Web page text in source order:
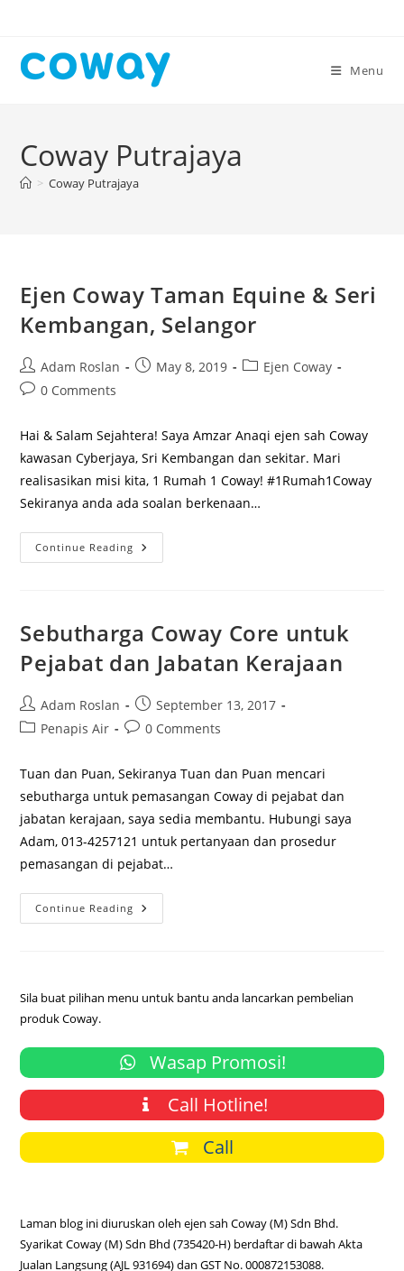
content
Menu
Coway Putrajaya
> Coway Putrajaya
Ejen Coway Taman Equine & Seri
Kembangan, Selangor
Post
author:
Adam Roslan
PostMay 8, 2019
PostEjen Coway
Post0 Comments
Hai & Salam Sejahtera! Saya Amzar Anaqi ejen sah Coway
kawasan Cyberjaya, Sri Kembangan dan sekitar. Mari
realisasikan misi kita, 1 Rumah 1 Coway! #1Rumah1Coway
Sekiranya anda ada soalan berkenaan…
Continue Reading Ejen
Coway
Kembangan,
Selangor
Sebutharga Coway Core untuk
Pejabat dan Jabatan Kerajaan
Post
author:
Adam Roslan
Post
published:
September 13, 2017
PostPenapis Air
Post0 Comments
Tuan dan Puan, Sekiranya Tuan dan Puan mencari
sebutharga untuk pemasangan Coway di pejabat dan
jabatan kerajaan, saya sedia membantu. Hubungi saya
Adam, 013-4257121 untuk pertanyaan dan prosedur
pemasangan di pejabat…
Continue Reading Sebutharga
Coway
Kerajaan
Sila buat pilihan menu untuk bantu anda lancarkan pembelian
produk Coway.
Wasap Promosi!
Call Hotline!
Call
Laman blog ini diuruskan oleh ejen sah Coway (M) Sdn Bhd.
Syarikat Coway (M) Sdn Bhd (735420-H) berdaftar di bawah Akta
Jualan Langsung (AJL 931694) dan GST No. 000872153088.